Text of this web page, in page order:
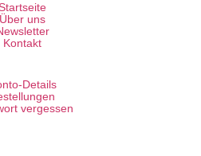
Über uns
Kontakt
Details
vergessen